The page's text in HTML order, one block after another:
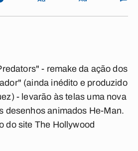
- remake da ação dos
(ainda inédito e produzido
- levarão às telas uma nova
desenhos animados He-Man.
do site The Hollywood